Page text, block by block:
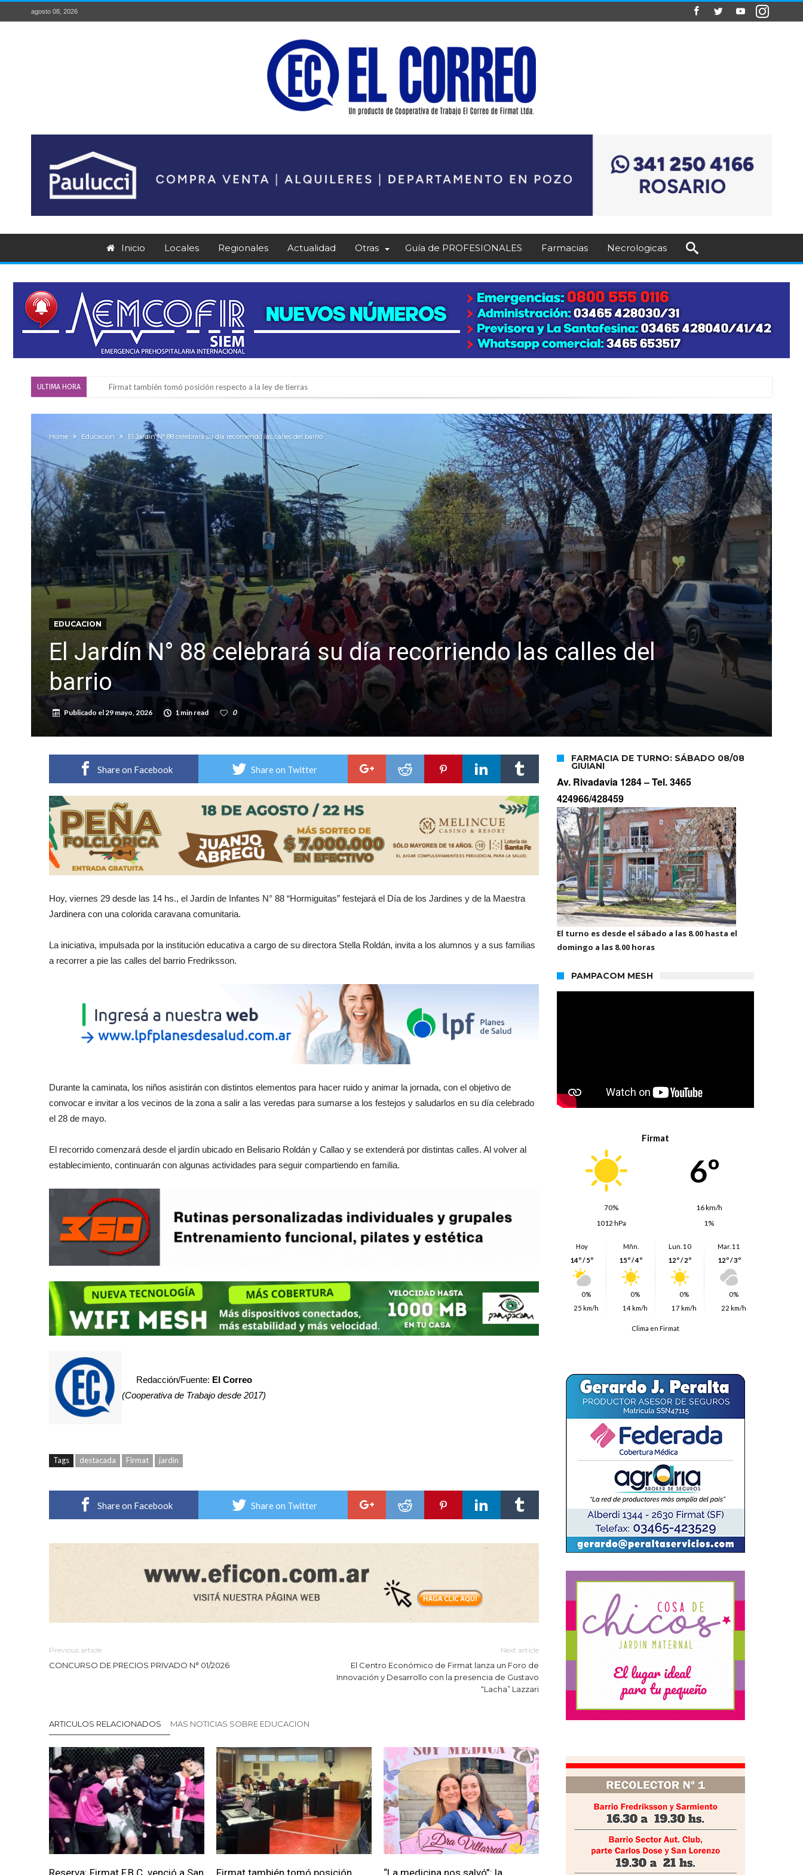
agosto 08, 2026
Inicio Locales Regionales Actualidad Otras Guía de PROFESIONALES Farmacias Necrologicas
ULTIMA HORA Firmat también tomó posición respecto a la ley de tierras
Firmat será sede del segundo Torneo Regional de Básquet 3×3 Inclusivo
Vassalli: en potencial y con fechas diferidas, la empresa reformula sus anuncios a los trabajadores
Firmat: avanza la investigación de dos empleadas del Juzgado de Faltas por presuntas irregularidades
Villada: el viento provocó el desprendimiento del techo del galpón del ferrocarril
Violento robo en la zona rural de Firmat: maniataron a una pareja de adultos mayores
Colecta solidaria de juguetes en Firmat para el EPI y el Hospital Vilela
Firmat: “Codo a codo” lanza una campaña de recolección de golosinas para agasajar a los niños en su día
Vuelve el básquet: este viernes arranca el Clausura con agenda confirmada y planteles renovados
Home Educacion El Jardín N° 88 celebrará su día recorriendo las calles del barrio
EDUCACION
El Jardín N° 88 celebrará su día recorriendo las calles del
barrio
Publicado el29 mayo, 2026 1 min read 0
Share on Facebook Share on Twitter
Hoy, viernes 29 desde las 14 hs., el Jardín de Infantes N° 88 “Hormiguitas” festejará el Día de los Jardines y de la Maestra
Jardinera con una colorida caravana comunitaria.
La iniciativa, impulsada por la institución educativa a cargo de su directora Stella Roldán, invita a los alumnos y a sus familias
a recorrer a pie las calles del barrio Fredriksson.
Durante la caminata, los niños asistirán con distintos elementos para hacer ruido y animar la jornada, con el objetivo de
convocar e invitar a los vecinos de la zona a salir a las veredas para sumarse a los festejos y saludarlos en su día celebrado
el 28 de mayo.
El recorrido comenzará desde el jardín ubicado en Belisario Roldán y Callao y se extenderá por distintas calles. Al volver al
establecimiento, continuarán con algunas actividades para seguir compartiendo en familia.
Redacción/Fuente: El Correo
(Cooperativa de Trabajo desde 2017)
Tags destacada Firmat jardin
Share on Facebook Share on Twitter
Previous article
CONCURSO DE PRECIOS PRIVADO N° 01/2026
Next article
El Centro Económico de Firmat lanza un Foro de
Innovación y Desarrollo con la presencia de Gustavo
“Lacha” Lazzari
ARTICULOS RELACIONADOS MAS NOTICIAS SOBRE EDUCACION
FARMACIA DE TURNO: SÁBADO 08/08
GIUIANI
Av. Rivadavia 1284 –Tel. 3465
424966/428459
El turno es desde el sábado a las 8.00 hasta el
domingo a las 8.00 horas
PAMPACOM MESH
Firmat
6º
70%
16 km/h
1012 hPa
1%
Hoy
14º / 5º
0%
25 km/h
Mñn.
15º / 4º
0%
14 km/h
Lun. 10
12º / 2º
0%
17 km/h
Mar. 11
12º / 3º
0%
22 km/h
Clima en Firmat